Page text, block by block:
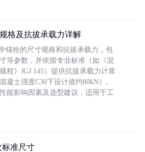
格及抗拔承载力详解
锚栓的尺寸规格和抗拔承载力，包
等参数，并依据专业标准（如《混
程》JGJ 145）提供抗拔承载力计算
凝土强度C30下设计值约80kN）。
能影响因素及选型建议，适用于工
标准尺寸